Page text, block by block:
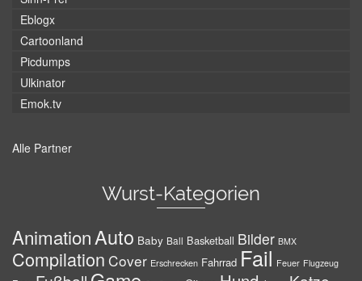
Eblogx
Cartoonland
Picdumps
Ulkinator
Emok.tv
Alle Partner
Wurst-Kategorien
AnimationAuto Baby Ball Basketball Bilder BMX
Compilation Cover Erschrecken Fahrrad Fail Feuer Flugzeug